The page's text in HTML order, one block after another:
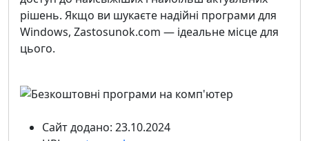
рішень. Якщо ви шукаєте надійні програми для
Windows, Zastosunok.com — ідеальне місце для
цього.
Сайт додано: 23.10.2024